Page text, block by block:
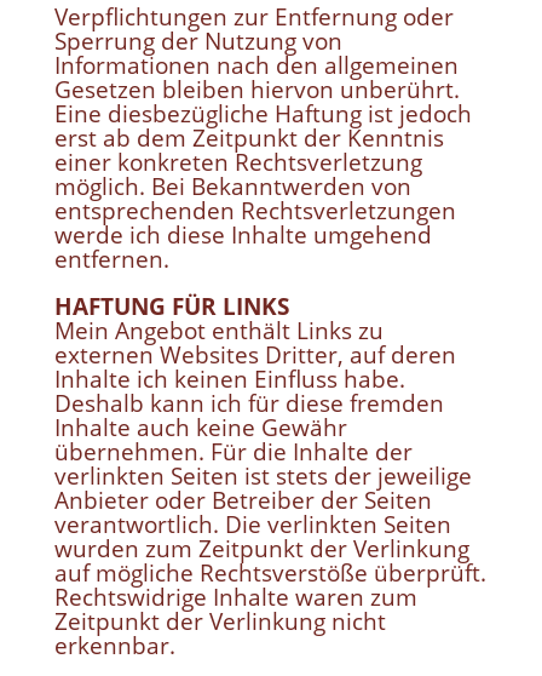
Verpflichtungen zur Entfernung oder
Sperrung der Nutzung von
Informationen nach den allgemeinen
Gesetzen bleiben hiervon unberührt.
Eine diesbezügliche Haftung ist jedoch
erst ab dem Zeitpunkt der Kenntnis
einer konkreten Rechtsverletzung
möglich. Bei Bekanntwerden von
entsprechenden Rechtsverletzungen
werde ich diese Inhalte umgehend
entfernen.
HAFTUNG FÜR LINKS
Mein Angebot enthält Links zu
externen Websites Dritter, auf deren
Inhalte ich keinen Einfluss habe.
Deshalb kann ich für diese fremden
Inhalte auch keine Gewähr
übernehmen. Für die Inhalte der
verlinkten Seiten ist stets der jeweilige
Anbieter oder Betreiber der Seiten
verantwortlich. Die verlinkten Seiten
wurden zum Zeitpunkt der Verlinkung
auf mögliche Rechtsverstöße überprüft.
Rechtswidrige Inhalte waren zum
Zeitpunkt der Verlinkung nicht
erkennbar.